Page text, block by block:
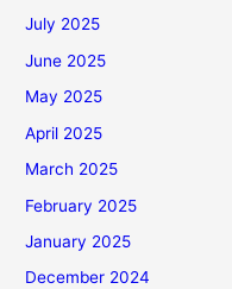
July 2025
June 2025
May 2025
April 2025
March 2025
February 2025
January 2025
December 2024